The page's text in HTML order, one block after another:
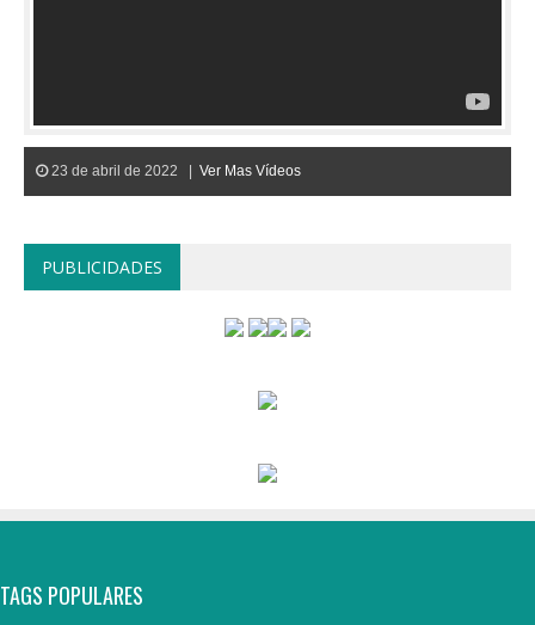
23 de abril de 2022 | Ver Mas Vídeos
PUBLICIDADES
TAGS POPULARES